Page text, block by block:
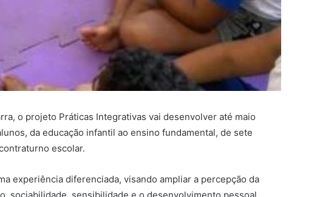
o projeto Práticas Integrativas vai desenvolver até maio
da educação infantil ao ensino fundamental, de sete
escolar.
experiência diferenciada, visando ampliar a percepção da
sociabilidade, sensibilidade e o desenvolvimento pessoal